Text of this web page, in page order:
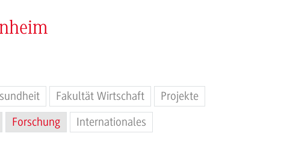
Fakultät Wirtschaft
Projekte
Forschung Internationales